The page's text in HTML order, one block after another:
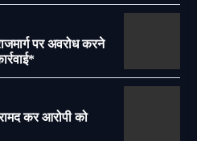
पर अवरोध करने
कर आरोपी को